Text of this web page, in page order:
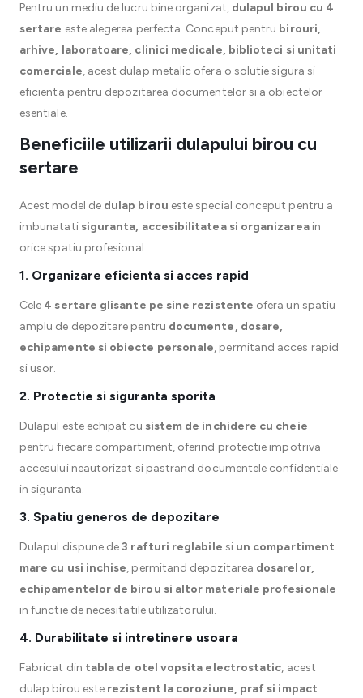
Pentru un mediu de lucru bine organizat, dulapul birou cu 4
sertare este alegerea perfecta. Conceput pentru birouri,
arhive, laboratoare, clinici medicale, biblioteci si unitati
comerciale, acest dulap metalic ofera o solutie sigura si
eficienta pentru depozitarea documentelor si a obiectelor
esentiale.
Beneficiile utilizarii dulapului birou cu
sertare
Acest model de dulap birou este special conceput pentru a
imbunatati siguranta, accesibilitatea si organizareain
orice spatiu profesional.
1. Organizare eficienta si acces rapid
Cele 4 sertare glisante pe sine rezistente ofera un spatiu
amplu de depozitare pentru documente, dosare,
echipamente si obiecte personale, permitand acces rapid
si usor.
2. Protectie si siguranta sporita
Dulapul este echipat cu sistem de inchidere cu cheie
pentru fiecare compartiment, oferind protectie impotriva
accesului neautorizat si pastrand documentele confidentiale
in siguranta.
3. Spatiu generos de depozitare
Dulapul dispune de3 rafturi reglabile si un compartiment
mare cu usi inchise, permitand depozitarea dosarelor,
echipamentelor de birou si altor materiale profesionale
in functie de necesitatile utilizatorului.
4. Durabilitate si intretinere usoara
Fabricat din tabla de otel vopsita electrostatic, acest
dulap birou este rezistent la coroziune, praf si impact